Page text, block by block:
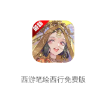
西游笔绘西行免费版